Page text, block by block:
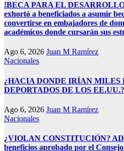
!BECA PARA EL
exhortó a beneficiados a asumir
convertirse en embajadores de
académicos donde cursarán sus
Ago 6, 2026 Juan M Ramírez
Nacionales
¿HACIA DONDE IRÍAN MILES
DEPORTADOS DE LOS
Ago 6, 2026 Juan M Ramírez
Nacionales
¿VIOLAN CONSTITUCIÓN?
beneficios aprobado por el